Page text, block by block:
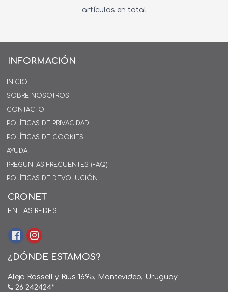
artículos en total
INFORMACIÓN
INICIO
SOBRE NOSOTROS
CONTACTO
POLÍTICAS DE PRIVACIDAD
POLÍTICAS DE COOKIES
AYUDA
PREGUNTAS FRECUENTES (FAQ)
POLÍTICAS DE DEVOLUCIÓN
CRONET
EN LAS REDES
¿DÓNDE ESTAMOS?
Alejo Rossell y Rius 1695, Montevideo, Uruguay
26 242424*